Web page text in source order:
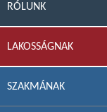
RÓLUNK
LAKOSSÁGNAK
SZAKMÁNAK